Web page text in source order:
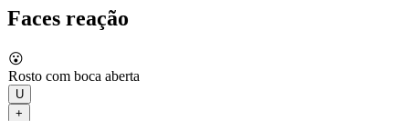
Faces reação
😮
Rosto com boca aberta
U
+